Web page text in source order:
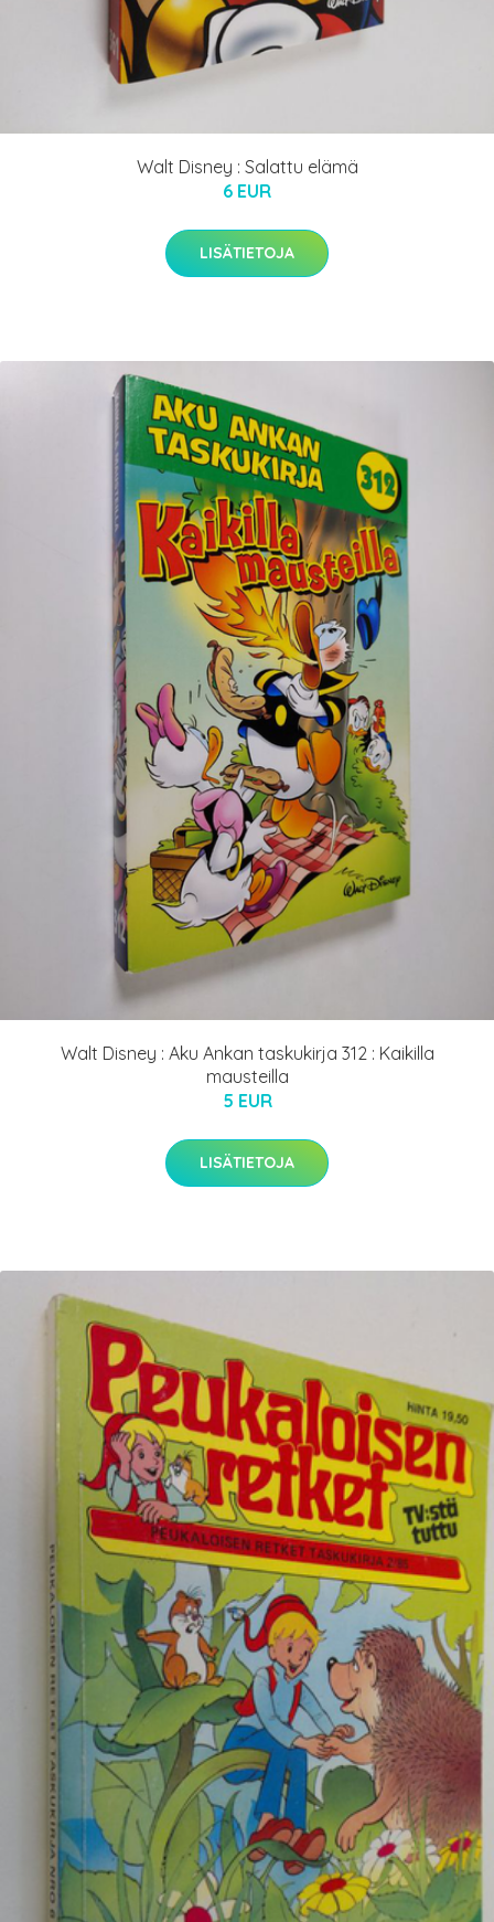
Walt Disney : Salattu elämä
6 EUR
LISÄTIETOJA
Walt Disney : Aku Ankan taskukirja 312 : Kaikilla
mausteilla
5 EUR
LISÄTIETOJA